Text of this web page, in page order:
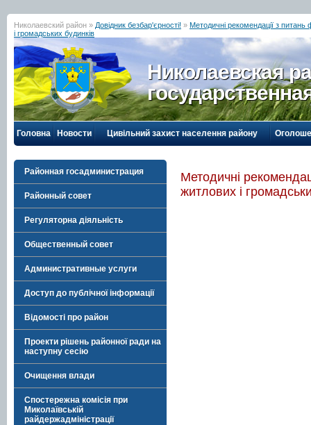
Николаевский район » Довідник безбар'єрності! » Методичні рекомендації з
і громадських будинків
Николаевская
Головна Новости Цивільний захист населення району
Районная госадминистрация
Районный совет
Регуляторна діяльність
Общественный совет
Административные услуги
Доступ до публічної інформації
Відомості про район
Проекти рішень районної ради на
наступну сесію
Очищення влади
Спостережна комісія при
Миколаївській
райдержадміністрації
Методичні
житлових і